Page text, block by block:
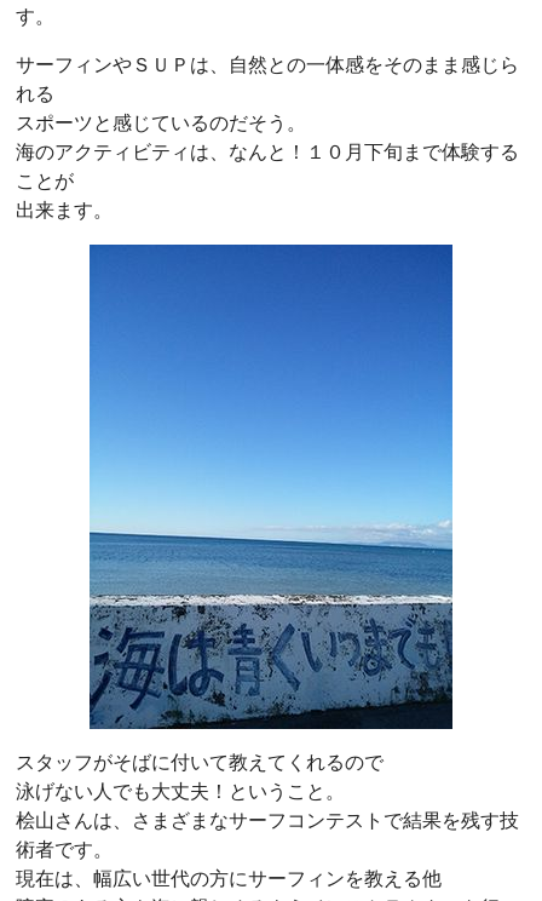
す。
サーフィンやＳＵＰは、自然との一体感をそのまま感じら
れる
スポーツと感じているのだそう。
海のアクティビティは、なんと！１０月下旬まで体験する
ことが
出来ます。
スタッフがそばに付いて教えてくれるので
泳げない人でも大丈夫！ということ。
桧山さんは、さまざまなサーフコンテストで結果を残す技
術者です。
現在は、幅広い世代の方にサーフィンを教える他